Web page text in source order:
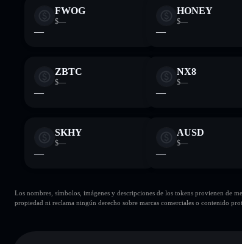
FWOG
$—
—
HONEY
$—
—
ZBTC
$—
—
NX8
$—
—
SKHY
$—
—
AUSD
$—
—
Los nombres, símbolos, imágenes y descripciones de los tokens provienen de
propiedad ni reclama ningún derecho sobre marcas comerciales o contenido